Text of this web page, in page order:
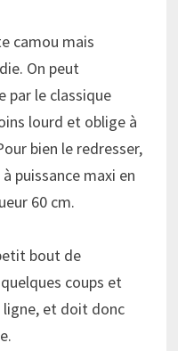
camou mais
On peut
par le classique
lourd et oblige à
bien le redresser,
puissance maxi en
60 cm.
bout de
coups et
ligne, et doit donc